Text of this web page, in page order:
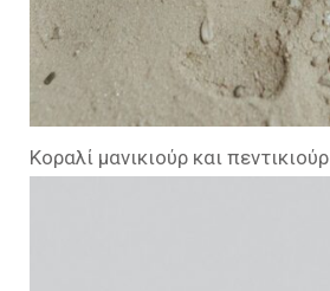
Κοραλί μανικιούρ και πεντικιούρ